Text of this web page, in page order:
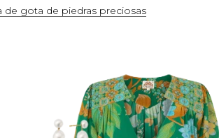
de gota de piedras preciosas